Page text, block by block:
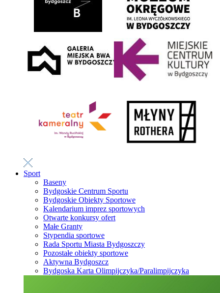
Sport
Baseny
Bydgoskie Centrum Sportu
Bydgoskie Obiekty Sportowe
Kalendarium imprez sportowych
Otwarte konkursy ofert
Małe Granty
Stypendia sportowe
Rada Sportu Miasta Bydgoszczy
Pozostałe obiekty sportowe
Aktywna Bydgoszcz
Bydgoska Karta Olimpijczyka/Paralimpijczyka